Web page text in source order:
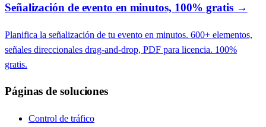
Señalización de evento en minutos, 100% gratis→
Planifica la señalización de tu evento en minutos. 600+ elementos,
señales direccionales drag-and-drop, PDF para licencia. 100%
gratis.
Páginas de soluciones
Control de tráfico